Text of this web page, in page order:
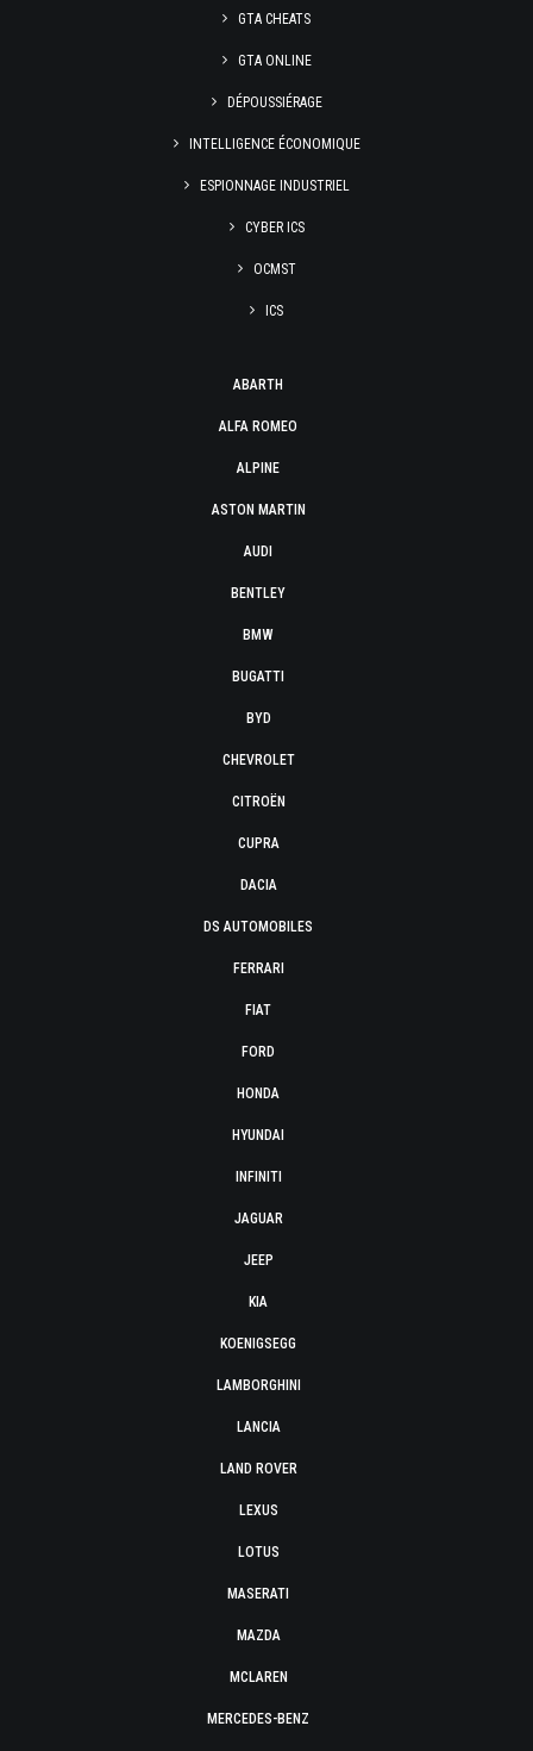
GTA CHEATS
GTA ONLINE
DÉPOUSSIÉRAGE
INTELLIGENCE ÉCONOMIQUE
ESPIONNAGE INDUSTRIEL
CYBER ICS
OCMST
ICS
ABARTH
ALFA ROMEO
ALPINE
ASTON MARTIN
AUDI
BENTLEY
BMW
BUGATTI
BYD
CHEVROLET
CITROËN
CUPRA
DACIA
DS AUTOMOBILES
FERRARI
FIAT
FORD
HONDA
HYUNDAI
INFINITI
JAGUAR
JEEP
KIA
KOENIGSEGG
LAMBORGHINI
LANCIA
LAND ROVER
LEXUS
LOTUS
MASERATI
MAZDA
MCLAREN
MERCEDES-BENZ